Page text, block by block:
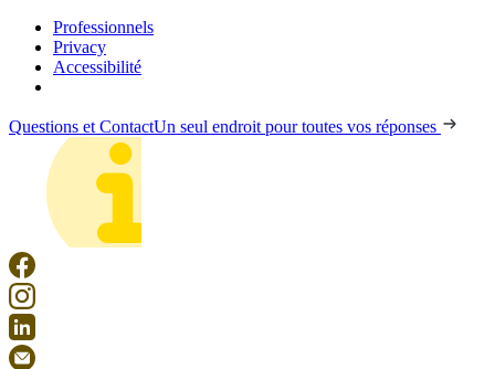
Professionnels
Privacy
Accessibilité
Questions et ContactUn seul endroit pour toutes vos réponses